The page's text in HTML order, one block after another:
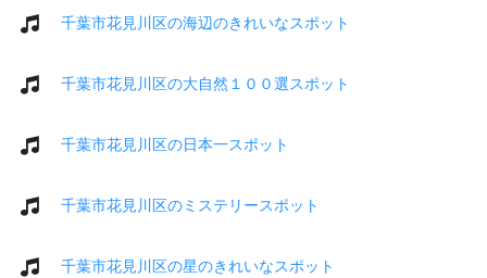
千葉市花見川区の海辺のきれいなスポット
千葉市花見川区の大自然１００選スポット
千葉市花見川区の日本一スポット
千葉市花見川区のミステリースポット
千葉市花見川区の星のきれいなスポット